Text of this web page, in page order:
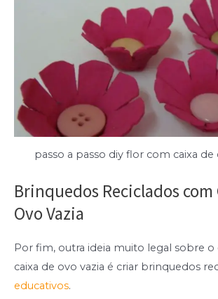
passo a passo diy flor com caixa
Brinquedos Reciclados com
Ovo Vazia
Por fim, outra ideia muito legal sobre o
caixa de ovo vazia é criar brinquedos
educativos.